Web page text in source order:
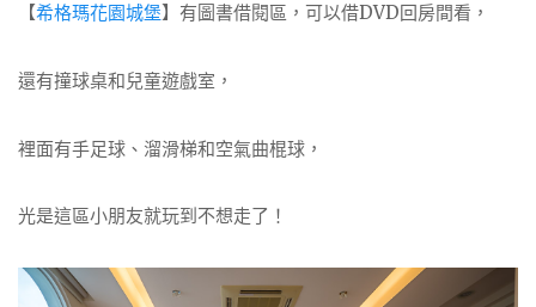
【希格瑪花園城堡】有圖書借閱區，可以借DVD回房間看，
還有撞球桌和兒童遊戲室，
裡面有手足球、溜滑梯和空氣曲棍球，
光是這區小朋友就玩到不想走了！